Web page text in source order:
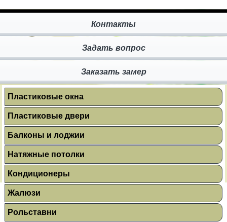
Контакты
Задать вопрос
Заказать замер
Пластиковые окна
Пластиковые двери
Балконы и лоджии
Натяжные потолки
Кондиционеры
Жалюзи
Рольставни